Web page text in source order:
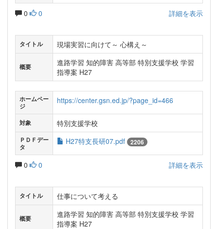
0 0 詳細を表示
タイトル 現場実習に向けて～ 心構え～
概要
進路学習 知的障害 高等部 特別支援学校 学習
指導案 H27
ホームペー
ジ
https://center.gsn.ed.jp/?page_id=466
対象 特別支援学校
ＰＤＦデー
タ
H27特支長研07.pdf 2206
0 0 詳細を表示
タイトル 仕事について考える
概要
進路学習 知的障害 高等部 特別支援学校 学習
指導案 H27